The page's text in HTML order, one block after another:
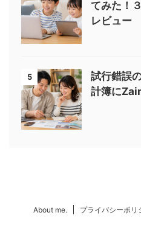
てみた！
レビュー
5
試行錯誤
計簿に
About me. プライバシーポリ